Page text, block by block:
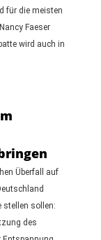
für die meisten
Faeser
wird auch in
Überfall auf
stellen sollen:
des